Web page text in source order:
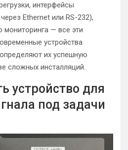
интерфейсы
Ethernet или RS-232),
— все эти
устройства
их успешную
сложных инсталляций.
устройство для
под задачи